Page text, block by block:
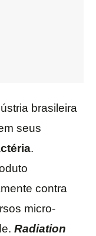
brasileira
seus
.
contra
micro-
Radiation